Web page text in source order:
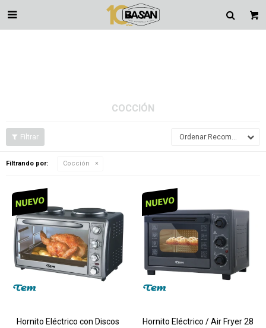

COCCIÓN
Recomendados
Filtrando por: Cocción
Hornito Eléctrico con Discos
Hornito Eléctrico / Air Fryer 28